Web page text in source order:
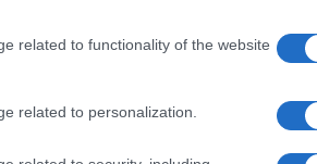
related to functionality of the website
related to personalization.